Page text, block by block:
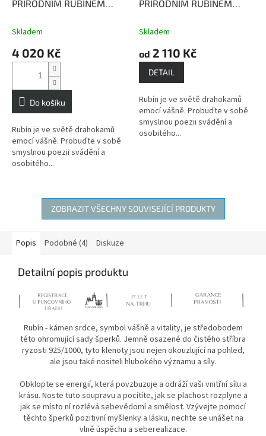
PŘÍRODNÍM RUBÍNEM
lásky, vášně a bohatství
Skladem
4 020 Kč
Do košíku
Rubín je ve světě drahokamů
emocí vášně. Probuďte v sobě
smyslnou poezii svádění a
osobitého...
PŘÍRODNÍM RUBÍNEM
bohatství a lásku.
Skladem
od 2 110 Kč
DETAIL
Rubín je ve světě drahokamů
emocí vášně. Probuďte v sobě
smyslnou poezii svádění a
osobitého...
ZOBRAZIT VŠECHNY SOUVISEJÍCÍ PRODUKTY
Popis Podobné (4) Diskuze
Detailní popis produktu
Rubín - kámen srdce, symbol vášně a vitality, je středobodem
této ohromující sady šperků. Jemně osazené do čistého stříbra
ryzosti 925/1000, tyto klenoty jsou nejen okouzlující na pohled,
ale jsou také nositeli hlubokého významu a síly.
Obklopte se energií, která povzbuzuje a odráží vaši vnitřní sílu a
krásu. Noste tuto soupravu a pocítíte, jak se plachost rozplyne a
jak se místo ní rozlévá sebevědomí a smělost. Vzývejte pomocí
těchto šperků pozitivní myšlenky a lásku, nechte se unášet na
vlně úspěchu a seberealizace.